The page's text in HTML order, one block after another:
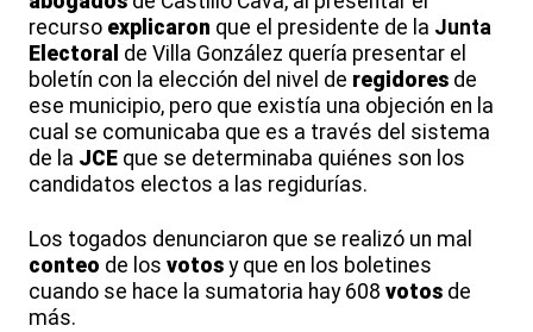
recurso explicaron que el presidente de la Junta
Electoral de Villa González quería presentar el
boletín con la elección del nivel de regidores de
ese municipio, pero que existía una objeción en la
cual se comunicaba que es a través del sistema
de la JCE que se determinaba quiénes son los
candidatos electos a las regidurías.
Los togados denunciaron que se realizó un mal
conteo de los votos y que en los boletines
cuando se hace la sumatoria hay 608 votos de
más.